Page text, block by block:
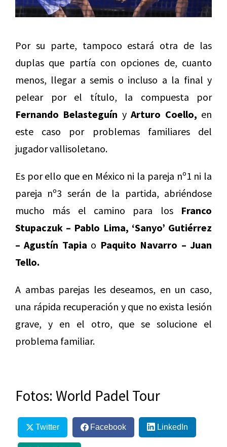
Por su parte, tampoco estará otra de las
duplas que partía con opciones de, cuanto
menos, llegar a semis o incluso a la final y
pelear por el título, la compuesta por
Fernando Belasteguín yArturo Coello, en
este caso por problemas familiares del
jugador vallisoletano.
Es por ello que en México ni la pareja nº1 ni la
pareja nº3 serán de la partida, abriéndose
mucho más el camino para los Franco
Stupaczuk – Pablo Lima, ‘Sanyo’ Gutiérrez
– Agustín Tapia o Paquito Navarro – Juan
Tello.
A ambas parejas les deseamos, en un caso,
una rápida recuperación y que no exista lesión
grave, y en el otro, que se solucione el
problema familiar.
Fotos: World Padel Tour
Twitter Facebook LinkedIn